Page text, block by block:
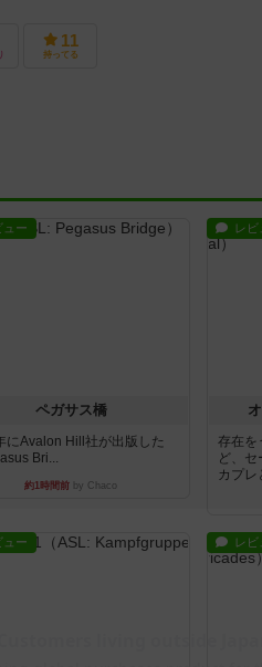
11
持ってる
ュー
ペガサス橋
にAvalon Hill社が出版した
Bri...
約1時間前 by Chaco
レ
存在を
ど、セ
カプレ
ュー レ